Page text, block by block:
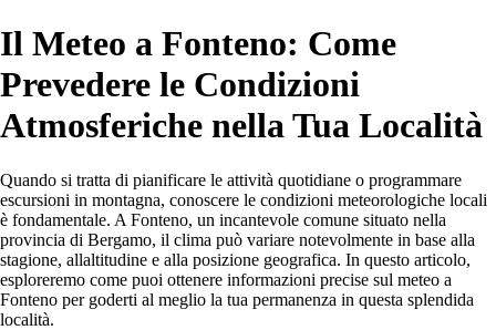
Il Meteo a Fonteno: Come
Prevedere le Condizioni
Atmosferiche nella Tua Località
Quando si tratta di pianificare le attività quotidiane o programmare
escursioni in montagna, conoscere le condizioni meteorologiche locali
è fondamentale. A Fonteno, un incantevole comune situato nella
provincia di Bergamo, il clima può variare notevolmente in base alla
stagione, allaltitudine e alla posizione geografica. In questo articolo,
esploreremo come puoi ottenere informazioni precise sul meteo a
Fonteno per goderti al meglio la tua permanenza in questa splendida
località.